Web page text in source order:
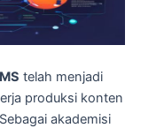
telah menjadi
produksi konten
akademisi